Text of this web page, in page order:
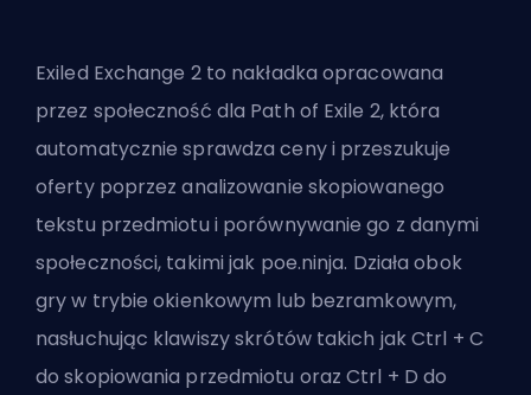
Exiled Exchange 2 to nakładka opracowana
przez społeczność dla Path of Exile 2, która
automatycznie sprawdza ceny i przeszukuje
oferty poprzez analizowanie skopiowanego
tekstu przedmiotu i porównywanie go z danymi
społeczności, takimi jak poe.ninja. Działa obok
gry w trybie okienkowym lub bezramkowym,
nasłuchując klawiszy skrótów takich jak Ctrl + C
do skopiowania przedmiotu oraz Ctrl + D do